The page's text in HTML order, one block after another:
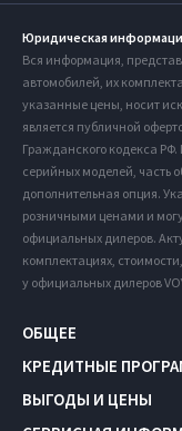
Юридическая
Вся информация,
автомобилей, их
указанные цены, носит
является публичной
Гражданского кодекса
серийных моделей, часть
дополнительная опция.
розничными ценами и
официальных дилеров.
комплектациях,
у официальных дилеров
ОБЩЕЕ
КРЕДИТНЫЕ
ВЫГОДЫ И ЦЕНЫ